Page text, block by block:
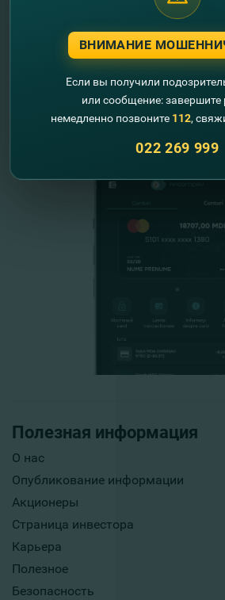
Полезная информация
О нас
Опубликование информации
Акционеры
Страница инвестора
Карьера
Полезное
Безопасность
"FinComBank" S.A.
Схемы гарантирования
Республики
FinComPay
ВНИМАНИЕ
Если вы получили
или сообщение: завершите
немедленно позвоните 112,
022 269 999